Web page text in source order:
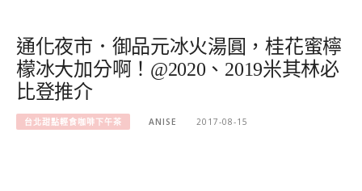
通化夜市．御品元冰火湯圓，桂花蜜檸
檬冰大加分啊！@2020、2019米其林必
比登推介
台北甜點輕食咖啡下午茶 ANISE 2017-08-15